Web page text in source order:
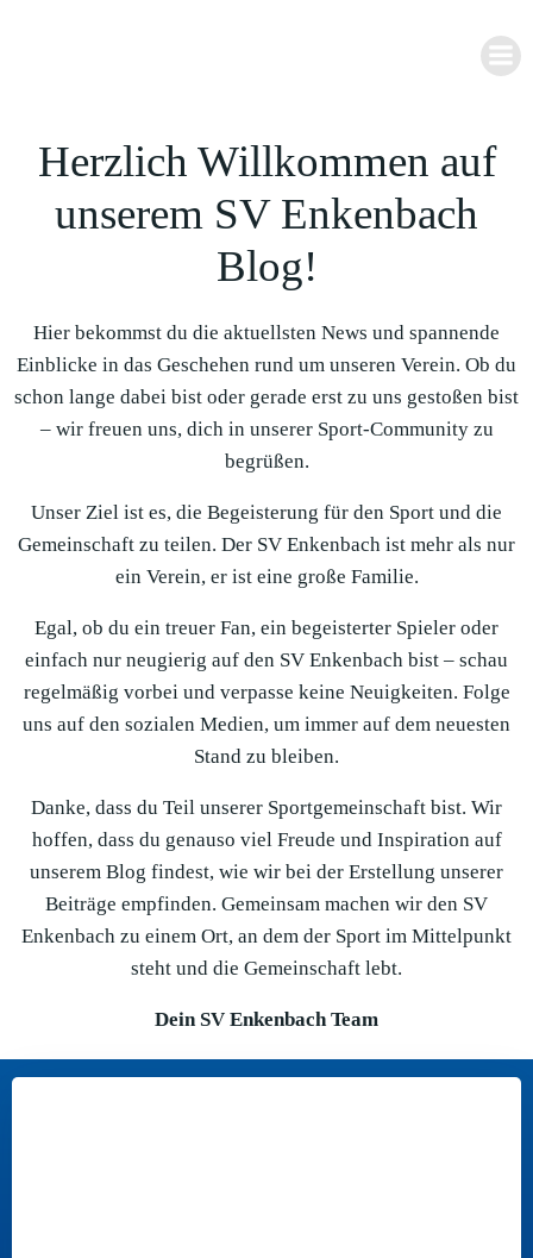
Herzlich Willkommen auf
unserem SV Enkenbach
Blog!
Hier bekommst du die aktuellsten News und spannende
Einblicke in das Geschehen rund um unseren Verein. Ob du
schon lange dabei bist oder gerade erst zu uns gestoßen bist
– wir freuen uns, dich in unserer Sport-Community zu
begrüßen.
Unser Ziel ist es, die Begeisterung für den Sport und die
Gemeinschaft zu teilen. Der SV Enkenbach ist mehr als nur
ein Verein, er ist eine große Familie.
Egal, ob du ein treuer Fan, ein begeisterter Spieler oder
einfach nur neugierig auf den SV Enkenbach bist – schau
regelmäßig vorbei und verpasse keine Neuigkeiten. Folge
uns auf den sozialen Medien, um immer auf dem neuesten
Stand zu bleiben.
Danke, dass du Teil unserer Sportgemeinschaft bist. Wir
hoffen, dass du genauso viel Freude und Inspiration auf
unserem Blog findest, wie wir bei der Erstellung unserer
Beiträge empfinden. Gemeinsam machen wir den SV
Enkenbach zu einem Ort, an dem der Sport im Mittelpunkt
steht und die Gemeinschaft lebt.
Dein SV Enkenbach Team